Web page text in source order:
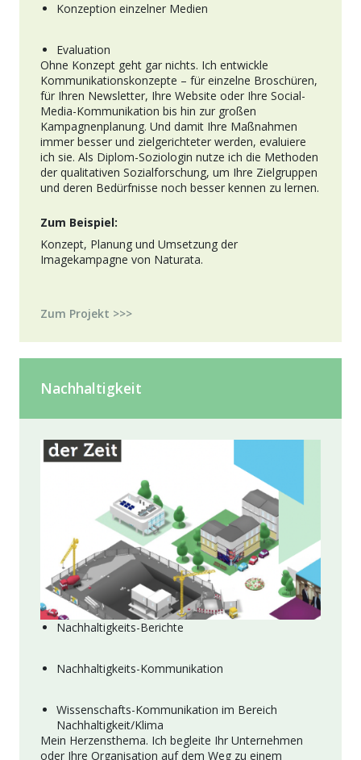
Konzeption einzelner Medien
Evaluation
Ohne Konzept geht gar nichts. Ich entwickle
Kommunikationskonzepte – für einzelne Broschüren,
für Ihren Newsletter, Ihre Website oder Ihre Social-
Media-Kommunikation bis hin zur großen
Kampagnenplanung. Und damit Ihre Maßnahmen
immer besser und zielgerichteter werden, evaluiere
ich sie. Als Diplom-Soziologin nutze ich die Methoden
der qualitativen Sozialforschung, um Ihre Zielgruppen
und deren Bedürfnisse noch besser kennen zu lernen.
Zum Beispiel:
Konzept, Planung und Umsetzung der
Imagekampagne von Naturata.
Zum Projekt >>>
Nachhaltigkeit
Nachhaltigkeits-Berichte
Nachhaltigkeits-Kommunikation
Wissenschafts-Kommunikation im Bereich
Nachhaltigkeit/Klima
Mein Herzensthema. Ich begleite Ihr Unternehmen
oder Ihre Organisation auf dem Weg zu einem